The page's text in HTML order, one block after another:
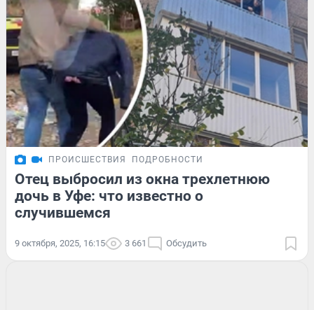
ПРОИСШЕСТВИЯ ПОДРОБНОСТИ
Отец выбросил из окна трехлетнюю
дочь в Уфе: что известно о
случившемся
9 октября, 2025, 16:15 3 661 Обсудить